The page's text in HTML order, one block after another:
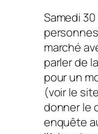
Samedi
marché
parler de
pour un
(voir le site
donner le
enquête